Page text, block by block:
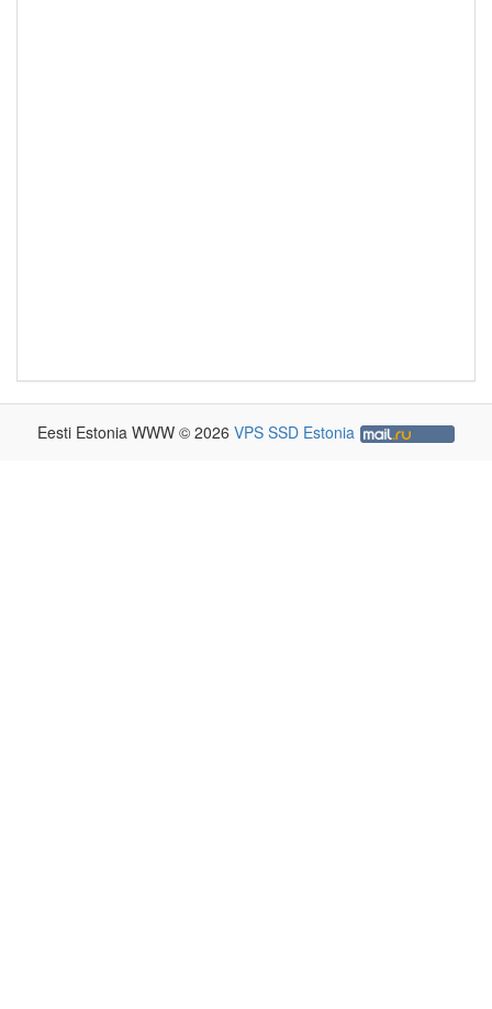
Eesti Estonia WWW © 2026 VPS SSD Estonia